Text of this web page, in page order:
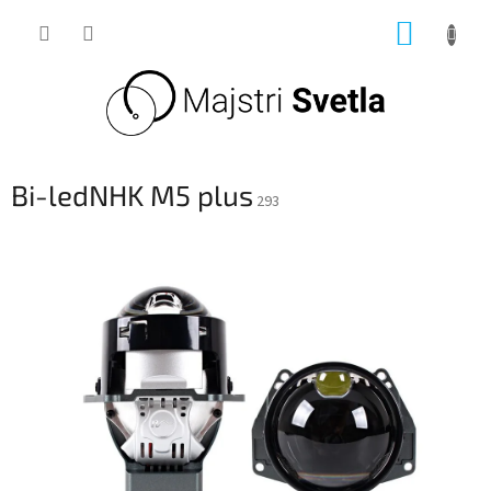
Bi-ledNHK M5 plus 293